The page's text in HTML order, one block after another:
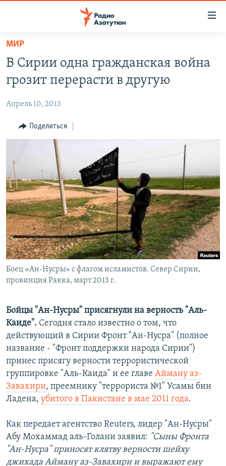
Перейти
основному
содержанию
Перейти
навигации
Перейти
поиску
НОВОСТИ
ПОЛИТИКА
ОБЩЕСТВО
ЭКОНОМИКА
НАГОРНЫЙ КАРАБАХ
КУЛЬТУРА
СПОРТ
АРХИВ
Հայերեն
English
Русский
Все сайты Радио Азатутюн
МИР
В Сирии одна гражданская война
грозит перерасти в другую
Апрель 10, 2013
Поделиться
Боец «Ан-Нусры» с флагом исламистов. Север Сирии,
провинция Ракка, март 2013 г.
Бойцы "Ан-Нусры" присягнули на верность "Аль-
Каиде". Сегодня стало известно о том, что
действующий в Сирии Фронт "Ан-Нусра" (полное
название - "Фронт поддержки народа Сирии")
принес присягу верности террористической
группировке "Аль-Каида" и ее главе Айману аз-
Завахири, преемнику "террориста №1" Усамы бин
Ладена, убитого в Пакистане в мае 2011 года.
​Как передает агентство Reuters, лидер "Ан-Нусры"
Абу Мохаммад аль-Голани заявил: "Сыны Фронта
"Ан-Нусра" приносят клятву верности шейху
джихада Айману аз-Завахири и выражают ему